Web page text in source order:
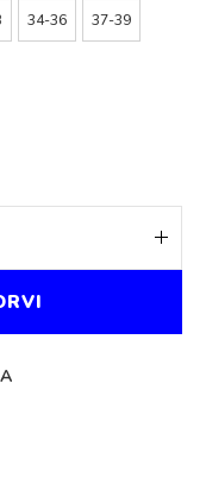
34-36 37-39